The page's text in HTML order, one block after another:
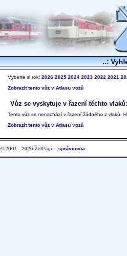
..:
Vyberte si rok: 2026 2025 2024 2023 2022 2021
Zobrazit tento vůz v Atlasu vozů
Vůz se vyskytuje v řazení těchto vlaků:
Tento vůz se nenachází v řazení žádného z vlaků.
Zobrazit tento vůz v Atlasu vozů
© 2001 - 2026 ŽelPage - správcovia